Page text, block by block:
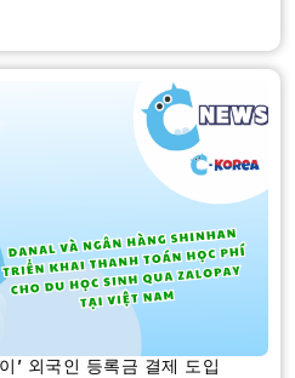
’ 외국인 등록금 결제 도입